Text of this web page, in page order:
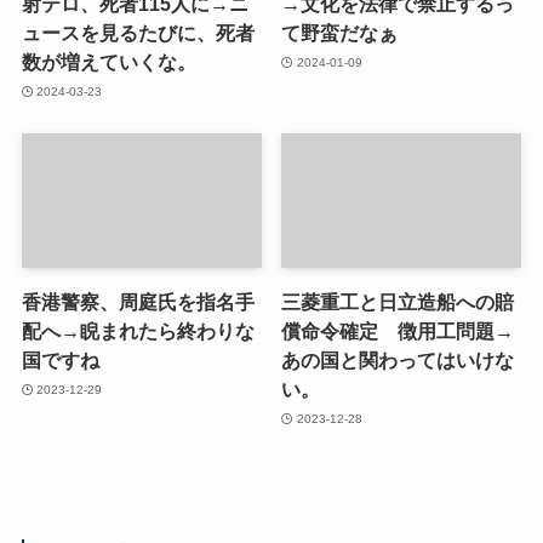
ュースを見るたびに、死者
数が増えていくな。
2024-03-23
て野蛮だなぁ
2024-01-09
香港警察、周庭氏を指名手
配へ→睨まれたら終わりな
国ですね
2023-12-29
三菱重工と日立造船への賠
償命令確定 徴用工問題→
あの国と関わってはいけな
い。
2023-12-28